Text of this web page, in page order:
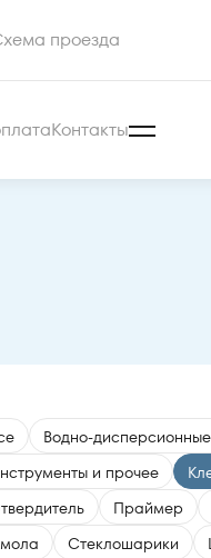
проезда
Контакты
Водно-
и прочее
Праймер
Стеклошарики